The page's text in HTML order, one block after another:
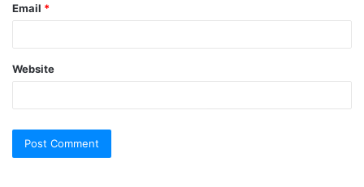
Email *
Website